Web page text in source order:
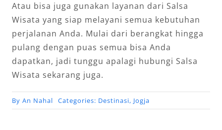
Atau bisa juga gunakan layanan dari Salsa
Wisata yang siap melayani semua kebutuhan
perjalanan Anda. Mulai dari berangkat hingga
pulang dengan puas semua bisa Anda
dapatkan, jadi tunggu apalagi hubungi Salsa
Wisata sekarang juga.
By An Nahal Categories: Destinasi, Jogja